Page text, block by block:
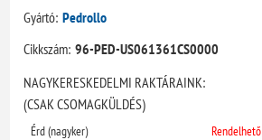
Gyártó: Pedrollo
Cikkszám: 96-PED-US061361CS0000
NAGYKERESKEDELMI RAKTÁRAINK:
(CSAK CSOMAGKÜLDÉS)
Érd (nagyker)
Rendelhető